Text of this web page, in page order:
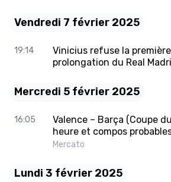
Vendredi 7 février 2025
19:14
Vinicius refuse la
prolongation du Real
Mercredi 5 février 2025
16:05
Valence – Barça (Coupe
heure et compos
Mercato
Lundi 3 février 2025